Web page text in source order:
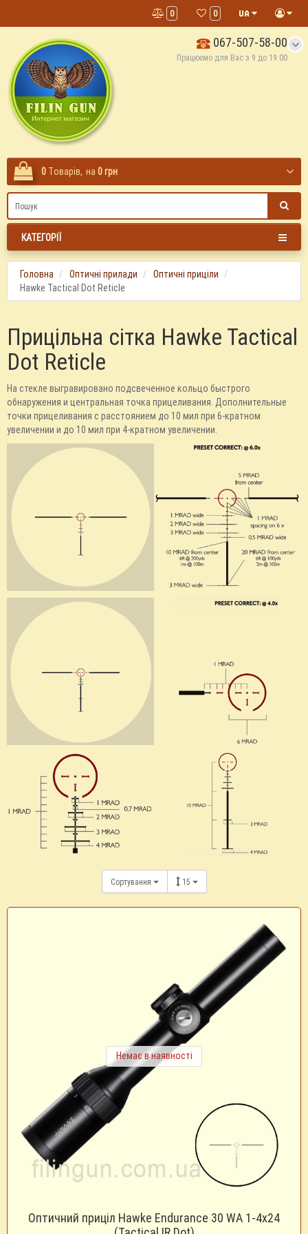
0
0
067-507-58-00
Працюємо для Вас з 9 до 19:00
0 Tоварів, на 0 грн
КАТЕГОРІЇ
Головна Оптичні прилади
Оптичні приціли
Hawke Tactical Dot Reticle
Прицільна сітка Hawke Tactical
Dot Reticle
На стекле выгравировано подсвеченное кольцо быстрого
обнаружения и центральная точка прицеливания. Дополнительные
точки прицеливания с расстоянием до 10 мил при 6-кратном
увеличении и до 10 мил при 4-кратном увеличении.
Сортування 15
Немає в наявності
Оптичний приціл Hawke Endurance 30 WA 1-4x24